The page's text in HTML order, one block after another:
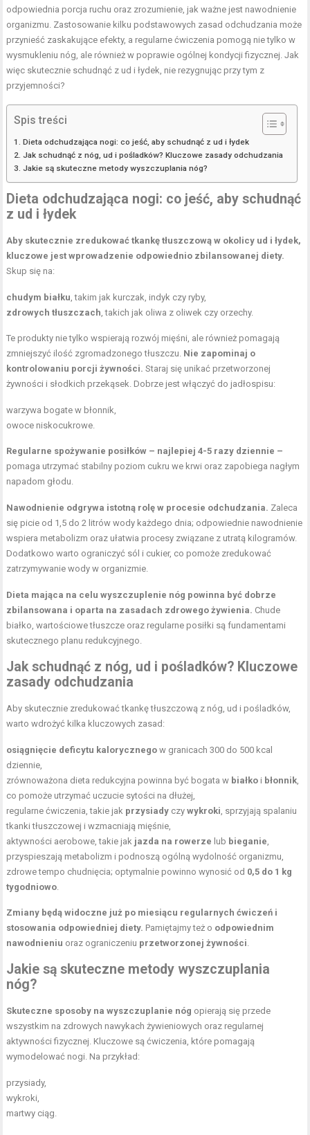
odpowiednia porcja ruchu oraz zrozumienie, jak ważne jest nawodnienie
organizmu. Zastosowanie kilku podstawowych zasad odchudzania może
przynieść zaskakujące efekty, a regularne ćwiczenia pomogą nie tylko w
wysmukleniu nóg, ale również w poprawie ogólnej kondycji fizycznej. Jak
więc skutecznie schudnąć z ud i łydek, nie rezygnując przy tym z
przyjemności?
Spis treści
Dieta odchudzająca nogi: co jeść, aby schudnąć z ud i łydek
Jak schudnąć z nóg, ud i pośladków? Kluczowe zasady odchudzania
Jakie są skuteczne metody wyszczuplania nóg?
Dieta odchudzająca nogi: co jeść, aby schudnąć
z ud i łydek
Aby skutecznie zredukować tkankę tłuszczową w okolicy ud i łydek,
kluczowe jest wprowadzenie odpowiednio zbilansowanej diety.
Skup się na:
chudym białku , takim jak kurczak, indyk czy ryby,
zdrowych tłuszczach , takich jak oliwa z oliwek czy orzechy.
Te produkty nie tylko wspierają rozwój mięśni, ale również pomagają
zmniejszyć ilość zgromadzonego tłuszczu. Nie zapominaj o
kontrolowaniu porcji żywności. Staraj się unikać przetworzonej
żywności i słodkich przekąsek. Dobrze jest włączyć do jadłospisu:
warzywa bogate w błonnik,
owoce niskocukrowe.
Regularne spożywanie posiłków – najlepiej 4-5 razy dziennie –
pomaga utrzymać stabilny poziom cukru we krwi oraz zapobiega nagłym
napadom głodu.
Nawodnienie odgrywa istotną rolę w procesie odchudzania. Zaleca
się picie od 1,5 do 2 litrów wody każdego dnia; odpowiednie nawodnienie
wspiera metabolizm oraz ułatwia procesy związane z utratą kilogramów.
Dodatkowo warto ograniczyć sól i cukier, co pomoże zredukować
zatrzymywanie wody w organizmie.
Dieta mająca na celu wyszczuplenie nóg powinna być dobrze
zbilansowana i oparta na zasadach zdrowego żywienia. Chude
białko, wartościowe tłuszcze oraz regularne posiłki są fundamentami
skutecznego planu redukcyjnego.
Jak schudnąć z nóg, ud i pośladków? Kluczowe
zasady odchudzania
Aby skutecznie zredukować tkankę tłuszczową z nóg, ud i pośladków,
warto wdrożyć kilka kluczowych zasad:
osiągnięcie deficytu kalorycznego w granicach 300 do 500 kcal
dziennie,
zrównoważona dieta redukcyjna powinna być bogata w białko i błonnik
co pomoże utrzymać uczucie sytości na dłużej,
regularne ćwiczenia, takie jak przysiady czywykroki , sprzyjają spalaniu
tkanki tłuszczowej i wzmacniają mięśnie,
aktywności aerobowe, takie jak jazda na rowerze lub bieganie
przyspieszają metabolizm i podnoszą ogólną wydolność organizmu,
zdrowe tempo chudnięcia; optymalnie powinno wynosić od 0,5 do 1 kg
tygodniowo
Zmiany będą widoczne już po miesiącu regularnych ćwiczeń i
stosowania odpowiedniej diety. Pamiętajmy też o odpowiednim
nawodnieniu oraz ograniczeniu przetworzonej żywności
Jakie są skuteczne metody wyszczuplania
nóg?
Skuteczne sposoby na wyszczuplanie nóg opierają się przede
wszystkim na zdrowych nawykach żywieniowych oraz regularnej
aktywności fizycznej. Kluczowe są ćwiczenia, które pomagają
wymodelować nogi. Na przykład:
przysiady,
wykroki,
martwy ciąg.